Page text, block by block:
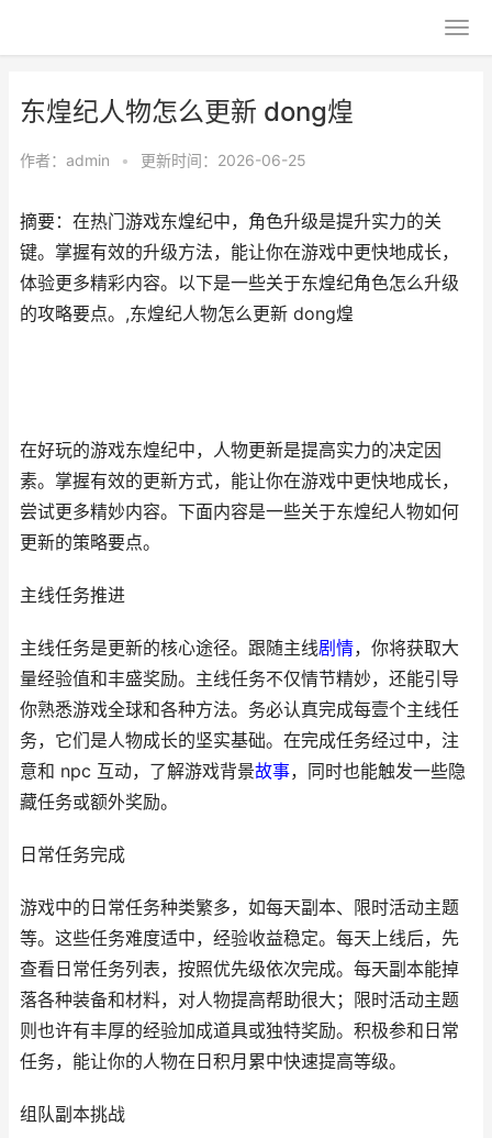
东煌纪人物怎么更新 dong煌
作者： admin • 更新时间：2026-06-25
摘要：在热门游戏东煌纪中，角色升级是提升实力的关
键。掌握有效的升级方法，能让你在游戏中更快地成长，
体验更多精彩内容。以下是一些关于东煌纪角色怎么升级
的攻略要点。,东煌纪人物怎么更新 dong煌
在好玩的游戏东煌纪中，人物更新是提高实力的决定因
素。掌握有效的更新方式，能让你在游戏中更快地成长，
尝试更多精妙内容。下面内容是一些关于东煌纪人物如何
更新的策略要点。
主线任务推进
主线任务是更新的核心途径。跟随主线剧情，你将获取大
量经验值和丰盛奖励。主线任务不仅情节精妙，还能引导
你熟悉游戏全球和各种方法。务必认真完成每壹个主线任
务，它们是人物成长的坚实基础。在完成任务经过中，注
意和 npc 互动，了解游戏背景故事，同时也能触发一些隐
藏任务或额外奖励。
日常任务完成
游戏中的日常任务种类繁多，如每天副本、限时活动主题
等。这些任务难度适中，经验收益稳定。每天上线后，先
查看日常任务列表，按照优先级依次完成。每天副本能掉
落各种装备和材料，对人物提高帮助很大；限时活动主题
则也许有丰厚的经验加成道具或独特奖励。积极参和日常
任务，能让你的人物在日积月累中快速提高等级。
组队副本挑战